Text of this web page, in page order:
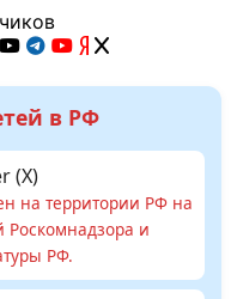
в РФ
(X)
на территории РФ на
и
РФ.